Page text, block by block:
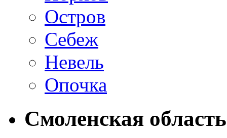
Остров
Себеж
Невель
Опочка
Смоленская область